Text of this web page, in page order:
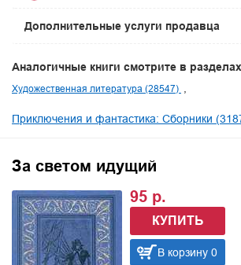
Дополнительные услуги продавца
Аналогичные книги смотрите в
Художественная литература (28547)
Приключения и фантастика: Сборники
За светом идущий
95 р.
КУПИТЬ
В корзину 0